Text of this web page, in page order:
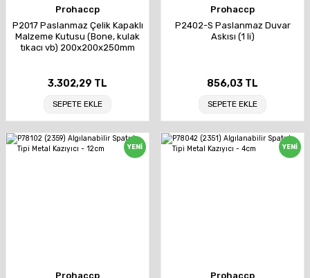
Prohaccp
P2017 Paslanmaz Çelik Kapaklı
Malzeme Kutusu (Bone, kulak
tıkacı vb) 200x200x250mm
3.302,29 TL
SEPETE EKLE
Prohaccp
P2402-S Paslanmaz Duvar
Askısı (1 li)
856,03 TL
SEPETE EKLE
Prohaccp
YENİ
Prohaccp
YENİ